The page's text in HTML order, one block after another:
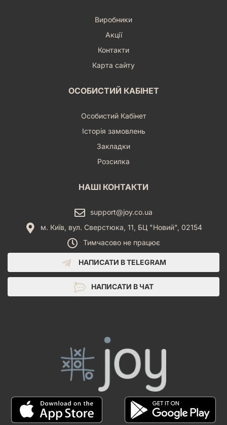
Виробники
Акції
Контакти
Карта сайту
ОСОБИСТИЙ КАБІНЕТ
Особистий Кабінет
Історія замовлень
Закладки
Розсилка
НАШІ КОНТАКТИ
support@joy.co.ua
м. Київ, вул. Сверстюка, 11, БЦ "Новий", 02154
Тимчасово не працює
НАПИСАТИ В TELEGRAM
НАПИСАТИ В ЧАТ